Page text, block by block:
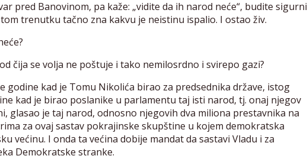
pred Banovinom, pa kaže: „vidite da ih narod neće“, budite sigurni
trenutku tačno zna kakvu je neistinu ispalio. I ostao živ.
čija se volja ne poštuje i tako nemilosrdno i svirepo gazi?
godine kad je Tomu Nikolića birao za predsednika države, istog
kad je birao poslanike u parlamentu taj isti narod, tj. onaj njegov
glasao je taj narod, odnosno njegovih dva miliona prestavnika na
za ovaj sastav pokrajinske skupštine u kojem demokratska
većinu. I onda ta većina dobije mandat da sastavi Vladu i za
Demokratske stranke.